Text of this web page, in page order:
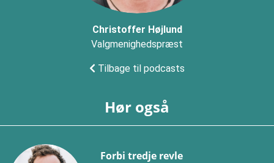
Christoffer Højlund
Valgmenighedspræst
Tilbage til podcasts
Hør også
Forbi tredje revle